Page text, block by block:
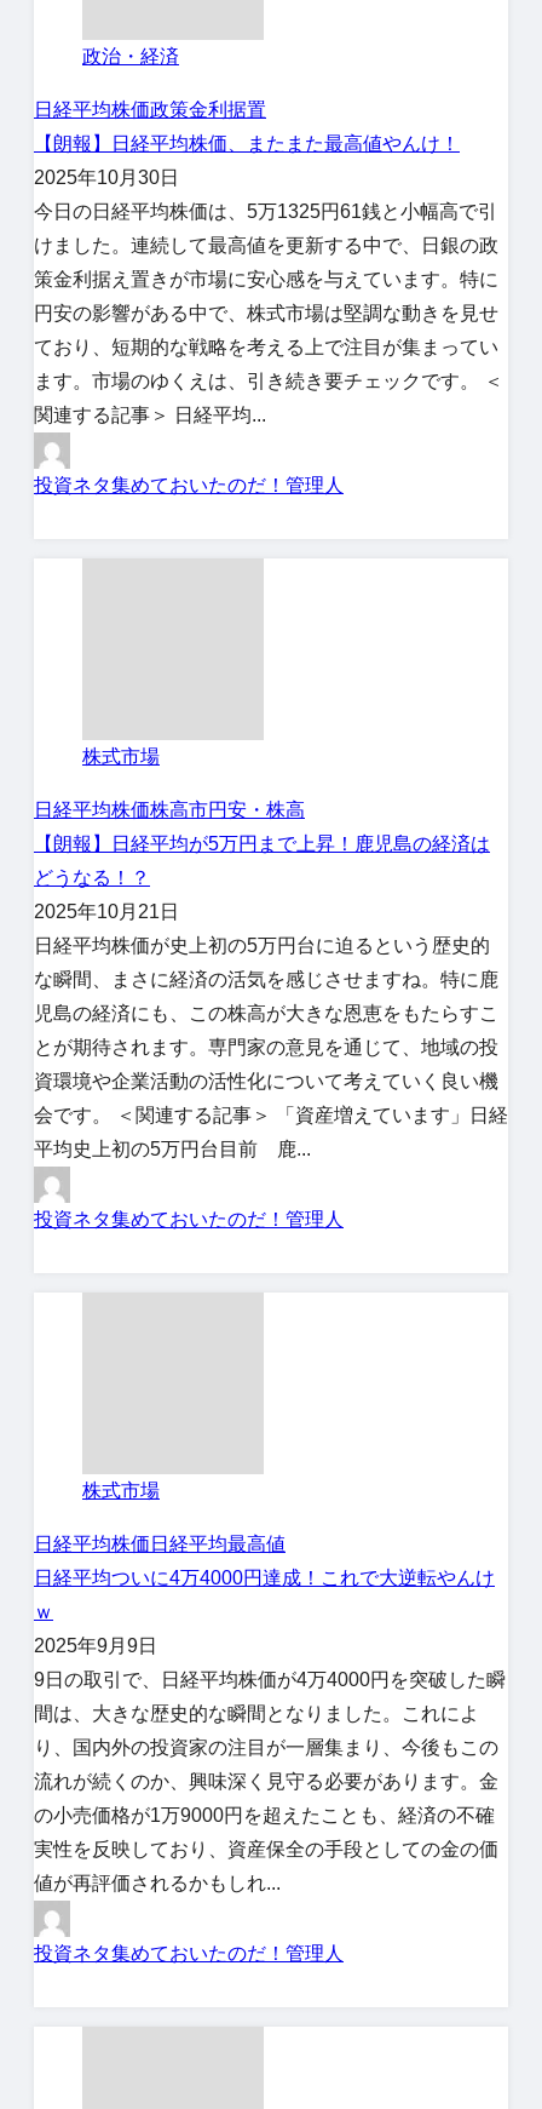
政治・経済
日経平均株価政策金利据置
【朗報】日経平均株価、またまた最高値やんけ！
2025年10月30日
今日の日経平均株価は、5万1325円61銭と小幅高で引
けました。連続して最高値を更新する中で、日銀の政
策金利据え置きが市場に安心感を与えています。特に
円安の影響がある中で、株式市場は堅調な動きを見せ
ており、短期的な戦略を考える上で注目が集まってい
ます。市場のゆくえは、引き続き要チェックです。 ＜
関連する記事＞ 日経平均...
投資ネタ集めておいたのだ！管理人
株式市場
日経平均株価株高市円安・株高
【朗報】日経平均が5万円まで上昇！鹿児島の経済は
どうなる！？
2025年10月21日
日経平均株価が史上初の5万円台に迫るという歴史的
な瞬間、まさに経済の活気を感じさせますね。特に鹿
児島の経済にも、この株高が大きな恩恵をもたらすこ
とが期待されます。専門家の意見を通じて、地域の投
資環境や企業活動の活性化について考えていく良い機
会です。 ＜関連する記事＞ 「資産増えています」日経
平均史上初の5万円台目前 鹿...
投資ネタ集めておいたのだ！管理人
株式市場
日経平均株価 日経平均最高値
日経平均ついに4万4000円達成！これで大逆転やんけ
ｗ
2025年9月9日
9日の取引で、日経平均株価が4万4000円を突破した瞬
間は、大きな歴史的な瞬間となりました。これによ
り、国内外の投資家の注目が一層集まり、今後もこの
流れが続くのか、興味深く見守る必要があります。金
の小売価格が1万9000円を超えたことも、経済の不確
実性を反映しており、資産保全の手段としての金の価
値が再評価されるかもしれ...
投資ネタ集めておいたのだ！管理人